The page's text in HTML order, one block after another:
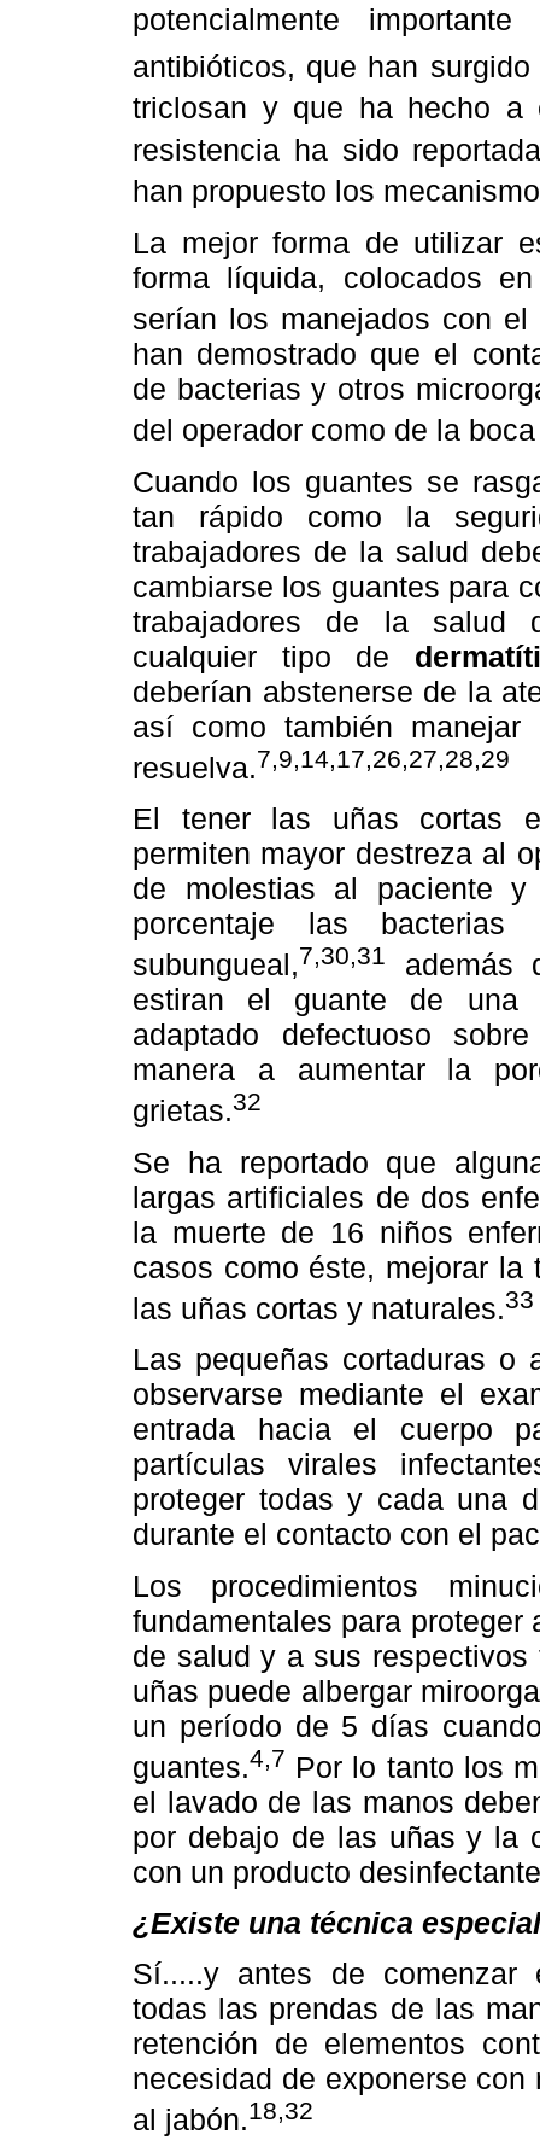
potencialmente
antibióticos, que han
triclosan y que ha hecho a
resistencia ha sido
han propuesto los
La mejor forma de utilizar
forma líquida, colocados
serían los manejados con el
han demostrado que el
de bacterias y otros
del operador como de la
Cuando los guantes se
tan rápido como la
trabajadores de la salud
cambiarse los guantes para
trabajadores de la salud
cualquier tipo de
deberían abstenerse de la
así como también
resuelva.7,9,14,17,26,27,28,29
El tener las uñas cortas
permiten mayor destreza al
de molestias al paciente
porcentaje las
subungueal,7,30,31
además
estiran el guante de una
adaptado defectuoso
manera a aumentar la
grietas.32
Se ha reportado que
largas artificiales de dos
la muerte de 16 niños
casos como éste, mejorar
las uñas cortas y naturales.33
Las pequeñas cortaduras o
observarse mediante el
entrada hacia el cuerpo
partículas virales
proteger todas y cada una
durante el contacto con el
Los procedimientos
fundamentales para
de salud y a sus
uñas puede albergar
un período de 5 días
guantes.4,7 Por lo tanto los
el lavado de las manos
por debajo de las uñas y la
con un producto
¿Existe una técnica
Sí.....y antes de comenzar
todas las prendas de las
retención de elementos
necesidad de exponerse
al jabón.18,32